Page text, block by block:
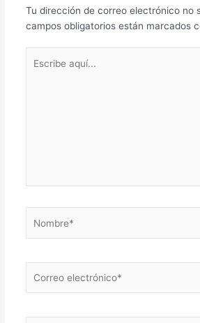
Tu dirección de correo electrónico no
campos obligatorios están marcados
aquí...
electrónico*